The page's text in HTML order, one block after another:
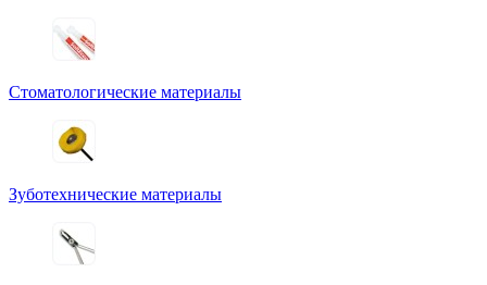
Стоматологические материалы
Зуботехнические материалы